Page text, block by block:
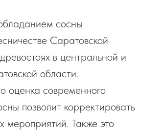
сосны
Саратовской
в центральной и
области.
оценка современного
позволит корректировать
мероприятий. Также это